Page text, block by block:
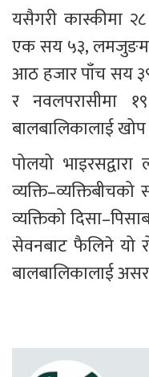
यसैगरी कास्कीमा
एक सय ५३,
आठ हजार पाँच सय
र नवलपरासीमा
बालबालिकालाई
पोलयो
व्यक्तिको
सेवनबाट फैलिने यो
बालबालिकालाई